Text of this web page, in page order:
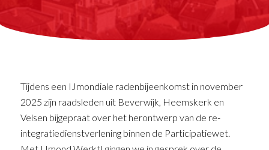
Tijdens een IJmondiale radenbijeenkomst in november
2025 zijn raadsleden uit Beverwijk, Heemskerk en
Velsen bijgepraat over het herontwerp van de re-
integratiedienstverlening binnen de Participatiewet.